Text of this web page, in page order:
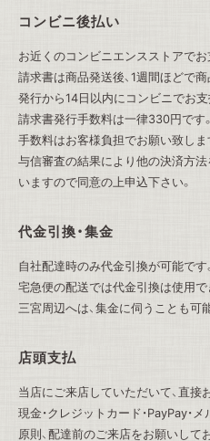
コンビニ後払い
お近くのコンビニエンスストアでお
請求書は商品発送後、1週間ほどで
発行から14日以内にコンビニでお支
請求書発行手数料は一律330円です。
手数料はお客様負担でお願い致しま
与信審査の結果により他の決済方
いますので同意の上申込下さい。
代金引換・集金
自社配達時のみ代金引換が可能です
宅急便の配送では代金引換は使用で
三宮周辺へは、集金に伺うことも可
店頭支払
当店にご来店していただいて、直接
現金・クレジットカード・PayPay・
原則、配達前のご来店をお願いして